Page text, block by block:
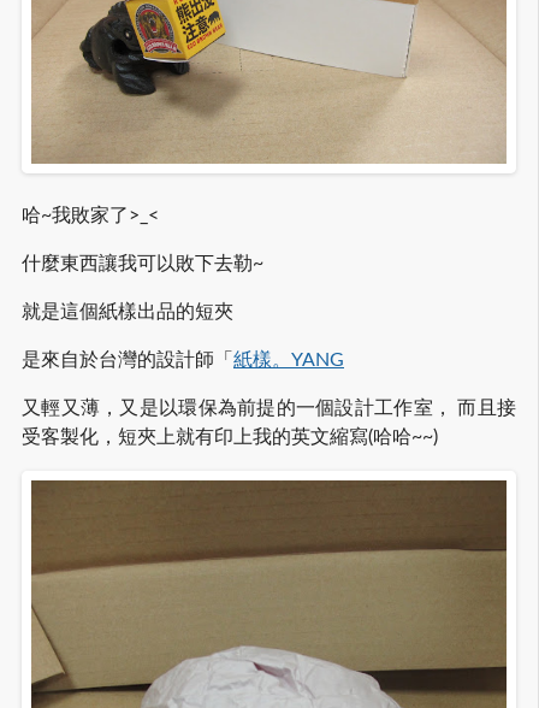
哈~我敗家了>_<
什麼東西讓我可以敗下去勒~
就是這個紙樣出品的短夾
是來自於台灣的設計師「 紙樣。YANG
又輕又薄，又是以環保為前提的一個設計工作室， 而且接
受客製化，短夾上就有印上我的英文縮寫(哈哈~~)